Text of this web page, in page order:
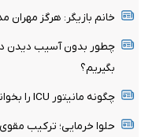
خانم بازیگر: هرگز
چطور بدون آسیب دیدن
بگیریم؟
چگونه مانیتور ICU را بخوانیم؟+ فیلم
حلوا خرمایی؛ ترکیب